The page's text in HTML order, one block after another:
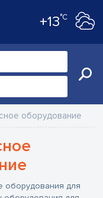
+13°C
оборудование
оборудования для